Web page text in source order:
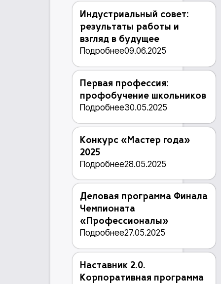
Индустриальный совет:
результаты работы и
взгляд в будущее
Подробнее09.06.2025
Первая профессия:
профобучение школьников
Подробнее30.05.2025
Конкурс «Мастер года»
2025
Подробнее28.05.2025
Деловая программа Финала
Чемпионата
«Профессионалы»
Подробнее27.05.2025
Наставник 2.0.
Корпоративная программа